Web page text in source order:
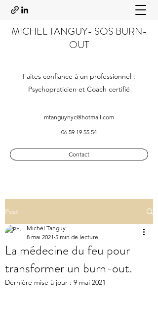
MICHEL TANGUY- SOS BURN-
OUT
Faites confiance à un professionnel :
Psychopraticien et Coach certifié
mtanguynyc@hotmail.com
06 59 19 55 54
Contact
Post
La médecine du feu pour
transformer un burn-out.
Michel Tanguy
8 mai 2021 5 min de lecture
Dernière mise à jour : 9 mai 2021